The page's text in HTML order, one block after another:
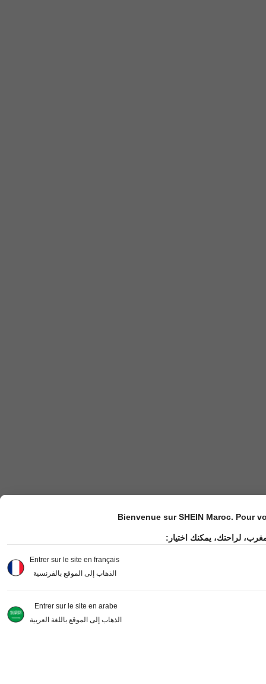
Bienvenue sur SHEIN Maroc. Pour
لراحتك، يمكنك اختيار:
Entrer sur le site en français
الذهاب إلى الموقع بالفرنسية
Entrer sur le site en arabe
الذهاب إلى الموقع باللغة العربية